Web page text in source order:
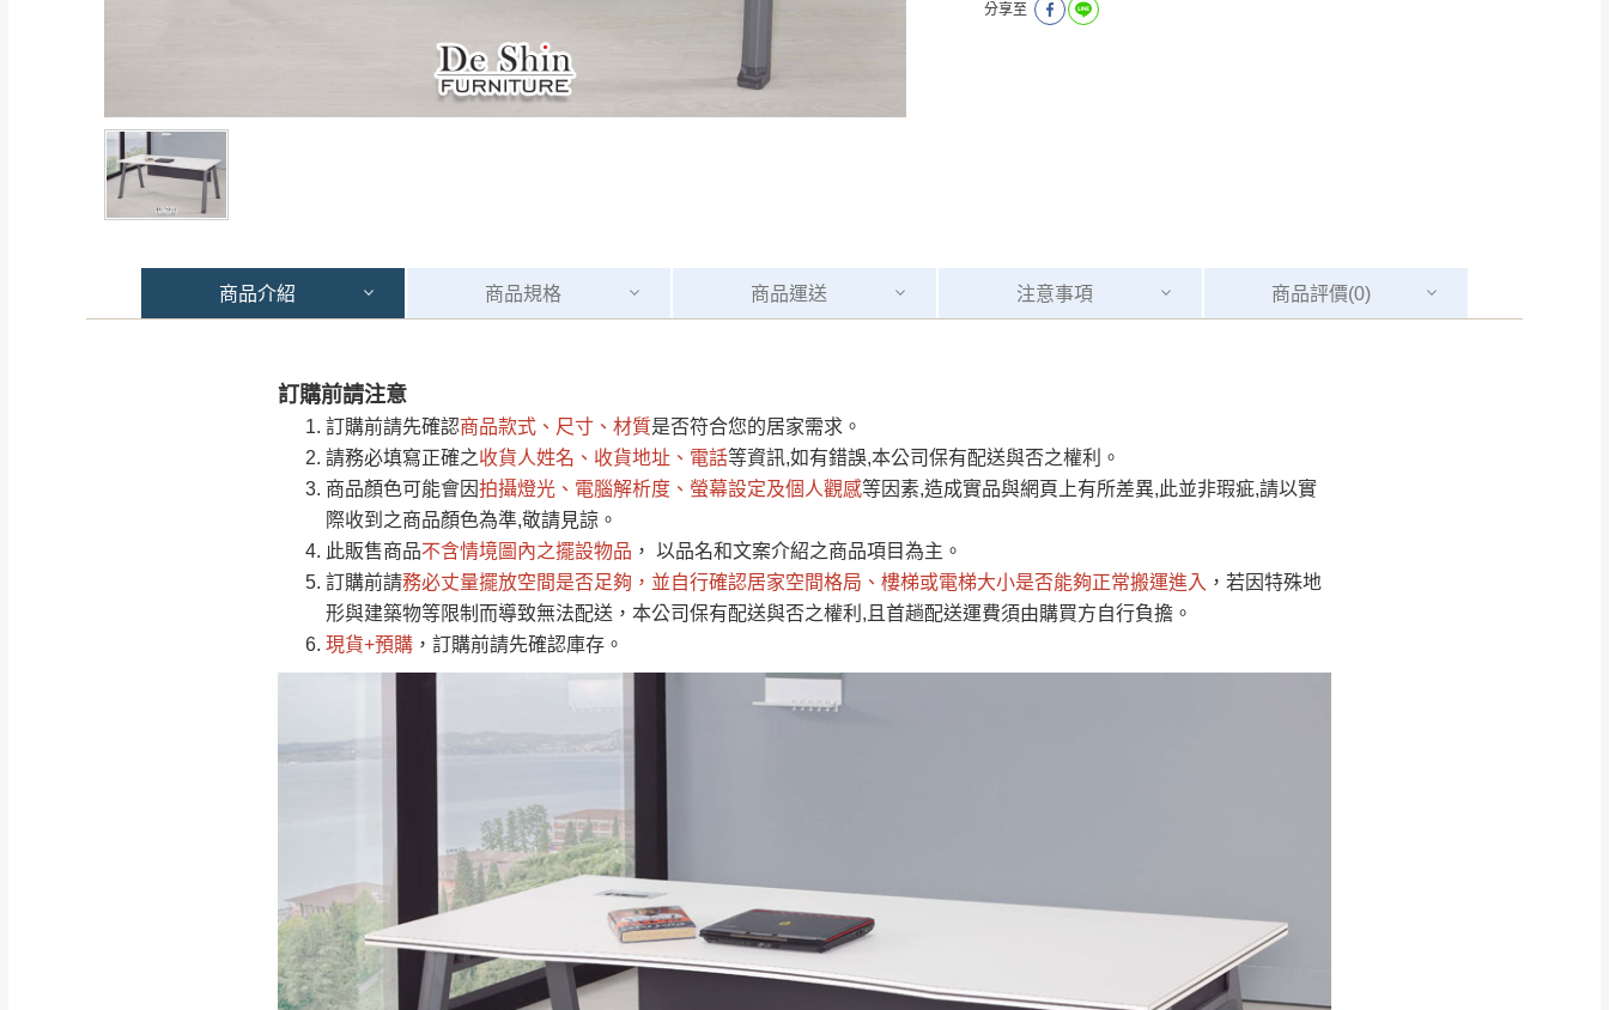
分享至
商品介紹 商品規格 商品運送 注意事項 商品評價(0)
訂購前請注意
訂購前請先確認商品款式、尺寸、材質是否符合您的居家需求。
請務必填寫正確之收貨人姓名、收貨地址、電話等資訊,如有錯誤,本公司保有配送與否之權利。
商品顏色可能會因拍攝燈光、電腦解析度、螢幕設定及個人觀感等因素,造成實品與網頁上有所差異,此並非瑕疵,請以實
際收到之商品顏色為準,敬請見諒。
此販售商品不含情境圖內之擺設物品 ， 以品名和文案介紹之商品項目為主。
訂購前請務必丈量擺放空間是否足夠 ，並自行確認居家空間格局、 樓梯或電梯大小是否能夠正常搬運進入 ，若因特殊地
形與建築物等限制而導致無法配送，本公司保有配送與否之權利,且首趟配送運費須由購買方自行負擔。
現貨+預購 ，訂購前請先確認庫存。
運 費 說 明
運送地區
桃園
＊A108產品另收運費
復興鄉
峨眉鄉、五峰鄉、橫山、北埔鄉、尖石
新北
門、林口 下福里、新店山區、三峽山區、
石碇、坪林、福隆、淡水山區、北投湖山
路、深坑山區
注意事項：
由於品項繁多，網頁無法及時更新，如有需要購買商品，請於出發前來電或到「官方Line客服」來信確
認商品是否有「現貨」與 「金額」。
若商品價格或庫存有異常，商家有權取消訂單。
接單後二日內(不含例假日)，我們客服會與您電話聯絡或E-Mail通知確認訂單。
（線上客服 LINE → @dershin）
下單前先詢問是否現貨，若未詢問下單後無現貨我們客服會再來電或E-Mail與您聯絡
（洽詢方式請搜尋 Line ID →
運送範圍：限定北至基隆，南至苗栗，偏遠地區恕無法提供運送 (詳見運送規章)。
配送範圍：
素，導致無法配送，本公司保有出貨的權利。
保護物流人員的工作安全，賣家無提供吊掛服務，若需以吊車或其他的吊掛方式吊運，費用將由買方自
行支付。
因大型傢俱有組裝、配送的問題，並非一般快速到貨商品，無法指定特定時間送達，司機當天到貨前皆
會再與您通知，讓你不用整天在家等貨，以節省您的寶貴時間。
由於百貨公司配送較為不易，故暫無法配送至百貨公司內部。
全部 依評論高至低排列 依評論低至高排列 只顯示附上圖片